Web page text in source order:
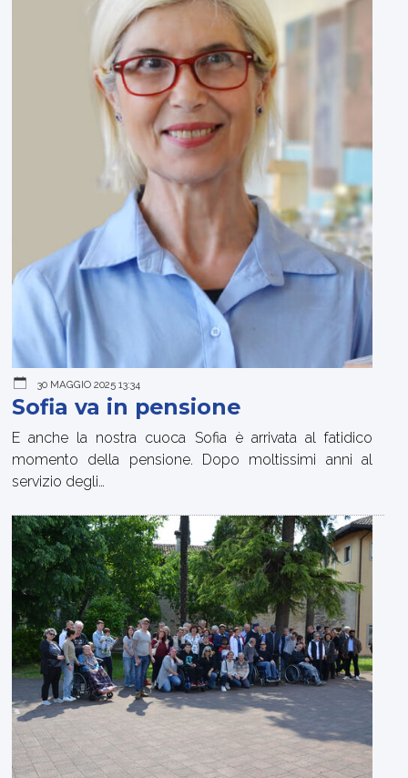
30 MAGGIO 2025 13:34
Sofia va in pensione
E anche la nostra cuoca Sofia è arrivata al fatidico
momento della pensione. Dopo moltissimi anni al
servizio degli…